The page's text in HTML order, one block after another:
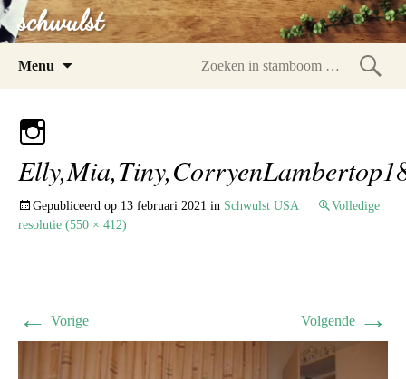
schwulst
Menu
Gepubliceerd op 13 februari 2021 in Schwulst USA
Volledige
resolutie (550 × 412)
← Vorige Volgende →